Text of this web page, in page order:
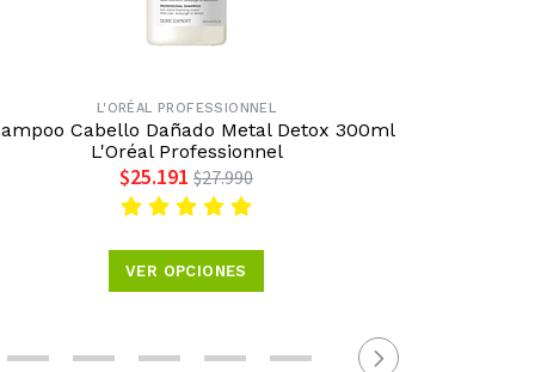
L'ORÉAL PROFESSIONNEL
Cabello Dañado Metal Detox 300ml
L'Oréal Professionnel
$25.191 $27.990
VER OPCIONES